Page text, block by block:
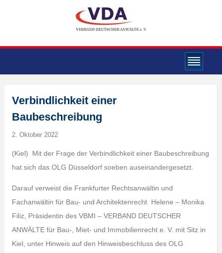
Verbindlichkeit einer
Baubeschreibung
2. Oktober 2022
(Kiel) Mit der Frage der Verbindlichkeit einer Baubeschreibung
hat sich das OLG Düsseldorf soeben auseinandergesetzt.
Darauf verweist die Frankfurter Rechtsanwältin und
Fachanwältin für Bau- und Architektenrecht Helene – Monika
Filiz, Präsidentin des VBMI – VERBAND DEUTSCHER
ANWÄLTE für Bau-, Miet- und Immobilienrecht e. V. mit Sitz in
Kiel, unter Hinweis auf den Hinweisbeschluss des OLG